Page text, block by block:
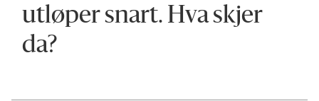
utløper snart. Hva skjer
da?